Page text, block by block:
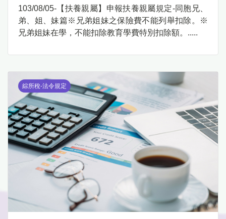
103/08/05-【扶養親屬】申報扶養親屬規定-同胞兄、
弟、姐、妹篇※兄弟姐妹之保險費不能列舉扣除。※
兄弟姐妹在學，不能扣除教育學費特別扣除額。.....
綜所稅-法令規定